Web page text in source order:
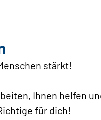
stärkt!
Ihnen helfen
für dich!